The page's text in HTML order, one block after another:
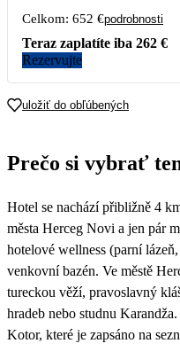
12 13
19 20
Celkom: 652 €podrobnosti
Teraz zaplatíte iba 262 €
Rezervujte
uložiť do obľúbených
Prečo si vybrať
Hotel se nachází přibližně 4
města Herceg Novi a jen pár
hotelové wellness (parní
venkovní bazén. Ve městě
tureckou věží, pravoslavný
hradeb nebo studnu
Kotor, které je zapsáno na